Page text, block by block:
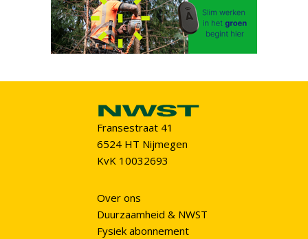
Fransestraat 41
6524 HT Nijmegen
KvK 10032693
Over ons
Duurzaamheid & NWST
Fysiek abonnement